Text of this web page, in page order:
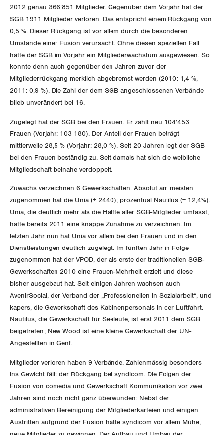
Unfallversicherung
Gesundheit
SERVICE
GEWERKSCHAFTSMITGLIED WERDEN
LOHNRECHNER
Bestellformular
DER SGB
GREMIEN
Feministische Kommission
Jugendkommission
Migrationskommission
Queer-Kommission
ZENTRALSEKRETARIAT
KANTONALE BÜNDE
Freiburg
Genf
ANGESCHLOSSENE VERBÄNDE
OFFENE STELLEN
AGENDA
Medien
Publikationen
Artikel
Medienmitteilungen
Dossier
Vernehmlassungen
Bücher/Broschüren
Blog
Kontakt
2012 genau 366‘851 Mitglieder. Gegenüber dem Vorjahr hat der
SGB 1911 Mitglieder verloren. Das entspricht einem Rückgang von
0,5 %. Dieser Rückgang ist vor allem durch die besonderen
Umstände einer Fusion verursacht. Ohne diesen speziellen Fall
hätte der SGB im Vorjahr ein Mitgliederwachstum ausgewiesen. So
konnte denn auch gegenüber den Jahren zuvor der
Mitgliederrückgang merklich abgebremst werden (2010: 1,4 %,
2011: 0,9 %). Die Zahl der dem SGB angeschlossenen Verbände
blieb unverändert bei 16.
Zugelegt hat der SGB bei den Frauen. Er zählt neu 104‘453
Frauen (Vorjahr: 103 180). Der Anteil der Frauen beträgt
mittlerweile 28,5 % (Vorjahr: 28,0 %). Seit 20 Jahren legt der SGB
bei den Frauen beständig zu. Seit damals hat sich die weibliche
Mitgliedschaft beinahe verdoppelt.
Zuwachs verzeichnen 6 Gewerkschaften. Absolut am meisten
zugenommen hat die Unia (+ 2440); prozentual Nautilus (+ 12,4%).
Unia, die deutlich mehr als die Hälfte aller SGB-Mitglieder umfasst,
hatte bereits 2011 eine knappe Zunahme zu verzeichnen. Im
letzten Jahr nun hat Unia vor allem bei den Frauen und in den
Dienstleistungen deutlich zugelegt. Im fünften Jahr in Folge
zugenommen hat der VPOD, der als erste der traditionellen SGB-
Gewerkschaften 2010 eine Frauen-Mehrheit erzielt und diese
bisher ausgebaut hat. Seit einigen Jahren wachsen auch
AvenirSocial, der Verband der „Professionellen in Sozialarbeit“, und
kapers, die Gewerkschaft des Kabinenpersonals in der Luftfahrt.
Nautilus, die Gewerkschaft für Seeleute, ist erst 2011 dem SGB
beigetreten; New Wood ist eine kleine Gewerkschaft der UN-
Angestellten in Genf.
Mitglieder verloren haben 9 Verbände. Zahlenmässig besonders
ins Gewicht fällt der Rückgang bei syndicom. Die Folgen der
Fusion von comedia und Gewerkschaft Kommunikation vor zwei
Jahren sind noch nicht ganz überwunden: Nebst der
administrativen Bereinigung der Mitgliederkarteien und einigen
Austritten aufgrund der Fusion hatte syndicom vor allem Mühe,
neue Mitglieder zu gewinnen. Der Aufbau und Umbau der